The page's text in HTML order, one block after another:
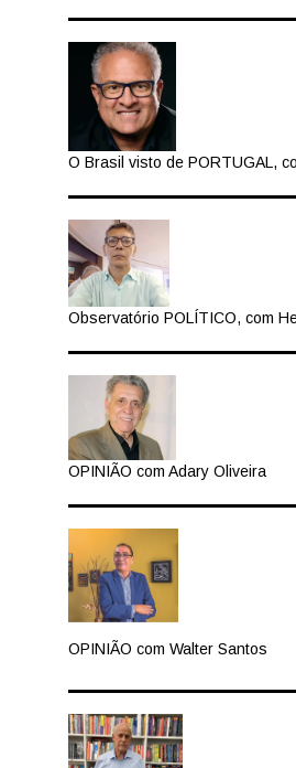
O Brasil visto de PORTUGAL,
Observatório POLÍTICO, com
OPINIÃO com Adary Oliveira
OPINIÃO com Walter Santos